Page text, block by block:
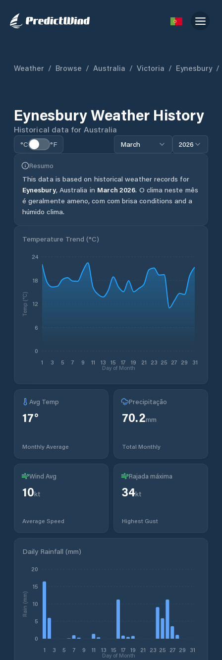
Weather / Browse / Australia / Victoria / Eynesbury /
EynesburyWeather History
Historical data for Australia
°C °F March 2026
Resumo
This data is based on historical weather records for
Eynesbury, Australia in March 2026. O clima neste mês
é geralmente ameno, com com brisa conditions and a
húmido clima.
Temperature Trend (°C)
1 3 5 7 9 11 13 15 17 19 21 23 25 27 29 31
Day of Month
0
6
12
18
24
Temp (°C)
Avg Temp
17°
Monthly Average
Precipitação
70.2mm
Total Monthly
Wind Avg
10kt
Average Speed
Rajada máxima
34kt
Highest Gust
Daily Rainfall (mm)
1 3 5 7 9 11 13 15 17 19 21 23 25 27 29 31
Day of Month
0
5
10
15
20
Rain (mm)